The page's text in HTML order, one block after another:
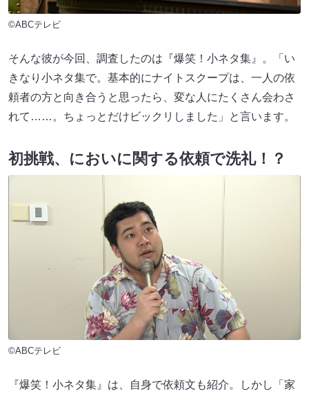
©ABCテレビ
そんな彼が今回、調査したのは『爆笑！小ネタ集』。「い
きなり小ネタ集で。基本的にナイトスクープは、一人の依
頼者の方と向き合うと思ったら、変な人にたくさん会わさ
れて……。ちょっとだけビックリしました」と言います。
初挑戦、においに関する依頼で洗礼！？
©ABCテレビ
『爆笑！小ネタ集』は、自身で依頼文も紹介。しかし「家